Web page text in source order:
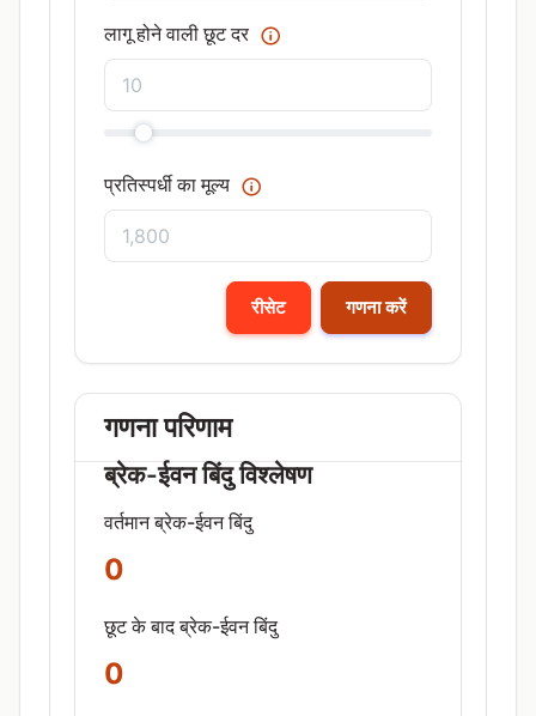
लागू होने वाली छूट दर
प्रतिस्पर्धी का मूल्य
रीसेट गणना करें
गणना परिणाम
ब्रेक-ईवन बिंदु विश्लेषण
वर्तमान ब्रेक-ईवन बिंदु
0
छूट के बाद ब्रेक-ईवन बिंदु
0